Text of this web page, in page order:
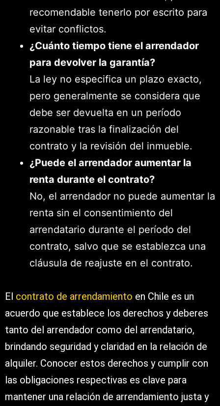
recomendable tenerlo por escrito para
evitar conflictos.
¿Cuánto tiempo tiene el arrendador
para devolver la garantía?
La ley no especifica un plazo exacto,
pero generalmente se considera que
debe ser devuelta en un período
razonable tras la finalización del
contrato y la revisión del inmueble.
¿Puede el arrendador aumentar la
renta durante el contrato?
No, el arrendador no puede aumentar la
renta sin el consentimiento del
arrendatario durante el período del
contrato, salvo que se establezca una
cláusula de reajuste en el contrato.
El contrato de arrendamiento en Chile es un
acuerdo que establece los derechos y deberes
tanto del arrendador como del arrendatario,
brindando seguridad y claridad en la relación de
alquiler. Conocer estos derechos y cumplir con
las obligaciones respectivas es clave para
mantener una relación de arrendamiento justa y